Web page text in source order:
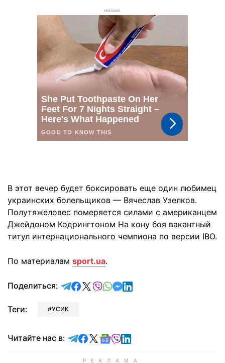
РЕКЛАМА
В этот вечер будет боксировать еще один любимец
украинских болельщиков — Вячеслав Узелков.
Полутяжеловес померяется силами с американцем
Джейдоном Кодрингтоном На кону боя вакантный
титул интернационального чемпиона по версии IBO.
По материалам sport.ua.
Поделиться: отправить в Telegram
поделиться в Facebook
поделиться в X
отправить в Viber
отправить в Whatsapp
отправить в Messenger
отправить в LinkedIn
Теги: УСИК
Читайте нас в: Читайте в Telegram
Читайте в Facebook
Читайте в X
Читайте в Google news
Читайте в Viber
Читайте в LinkedIn